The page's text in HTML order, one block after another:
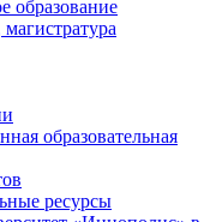
образование
образовательная
ресурсы